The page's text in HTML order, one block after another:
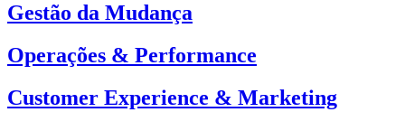
Gestão da Mudança
Operações & Performance
Customer Experience & Marketing